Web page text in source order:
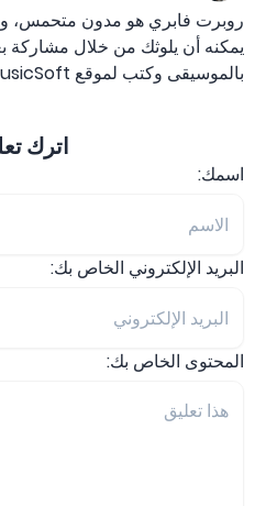
روبرت فابري هو مدون متحمس،
يمكنه أن يلوثك من خلال مشاركة
بالموسيقى وكتب لموقع AMusicSoft حول هذه الموضوعات.
اترك
اسمك:
البريد الإلكتروني الخاص بك:
المحتوى الخاص بك: